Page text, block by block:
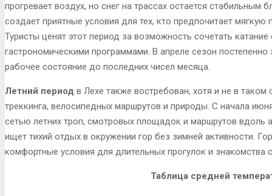
прогревает воздух, но снег на трассах остается
создает приятные условия для тех, кто предпочитает
Туристы ценят этот период за возможность сочетать
гастрономическими программами. В апреле сезон
рабочее состояние до последних чисел месяца.
Летний период в Лехе также востребован, хотя и не в
треккинга, велосипедных маршрутов и природы. С начала
сетью летних троп, смотровых площадок и маршрутов вдоль
ищет тихий отдых в окружении гор без зимней активности.
комфортные условия для длительных прогулок и знакомства
Таблица средней